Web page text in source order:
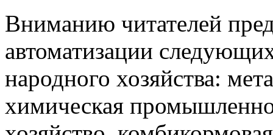
Вниманию читателей
автоматизации
народного хозяйства:
химическая